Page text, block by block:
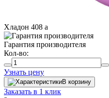
Хладон 408 a
Гарантия производителя
Кол-во:
Узнать цену
В корзину
Заказать в 1 клик